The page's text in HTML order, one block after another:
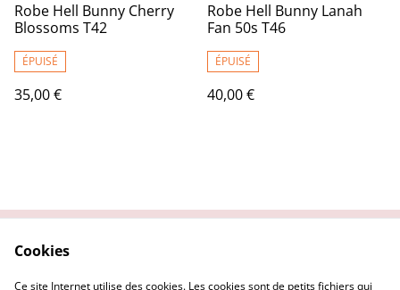
Robe Hell Bunny Cherry
Blossoms T42
ÉPUISÉ
35,00 €
Robe Hell Bunny Lanah
Fan 50s T46
ÉPUISÉ
40,00 €
Politique de
Politique Cookies
Cookies
Ce site Internet utilise des cookies. Les cookies sont de petits fichiers qui